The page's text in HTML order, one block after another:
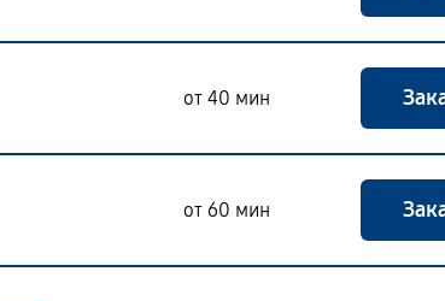
от 40 мин
от 60 мин